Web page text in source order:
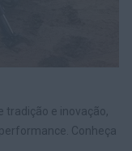
tradição e inovação,
Conheça